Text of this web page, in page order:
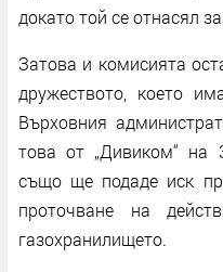
докато той се отнасял
Затова и комисията
дружеството, което
Върховния
това от „Дивиком“ на
също ще подаде иск
проточване на
газохранилището.